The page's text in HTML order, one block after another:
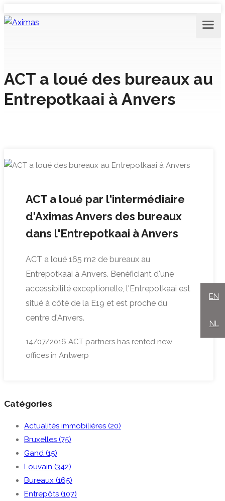
ACT a loué des bureaux au
Entrepotkaai à Anvers
ACT a loué par l'intermédiaire
d'Aximas Anvers des bureaux
dans l'Entrepotkaai à Anvers
ACT a loué 165 m2 de bureaux au
Entrepotkaai à Anvers. Benéficiant d'une
accessibilité exceptionelle, l'Entrepotkaai est
situé à côté de la E19 et est proche du
centre d'Anvers.
14/07/2016 ACT partners has rented new
offices in Antwerp
Catégories
Actualités immobilières (20)
Bruxelles (75)
Gand (15)
Louvain (342)
Bureaux (165)
Entrepôts (107)
EN
NL